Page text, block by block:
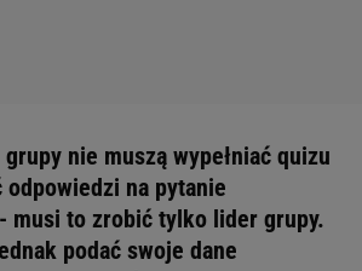
grupy nie muszą wypełniać quizu
odpowiedzi na pytanie
musi to zrobić tylko lider grupy.
podać swoje dane